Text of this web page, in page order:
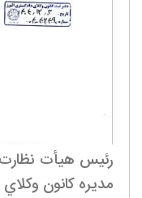
رئیس هیأت
مديره كانون وكلاي